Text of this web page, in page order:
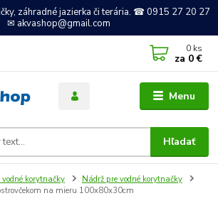
záhradné jazierka či terária. ☎ 0915 27 20 27
✉ akvashop@gmail.com
Menu
Hľadať
0 ks
za 0 €
korytnačky
Nádrž pre vodné korytnačky
na mieru 100x80x30cm